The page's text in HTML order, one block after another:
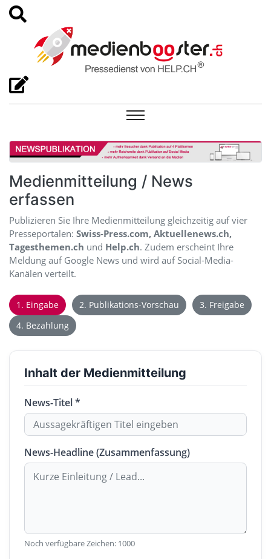
Medienmitteilung / News
erfassen
Publizieren Sie Ihre Medienmitteilung gleichzeitig auf vier
Presseportalen: Swiss-Press.com, Aktuellenews.ch,
Tagesthemen.ch und Help.ch. Zudem erscheint Ihre
Meldung auf Google News und wird auf Social-Media-
Kanälen verteilt.
1. Eingabe 2. Publikations-Vorschau
3. Freigabe
4. Bezahlung
Inhalt der Medienmitteilung
News-Titel *
News-Headline (Zusammenfassung)
Noch verfügbare Zeichen: 1000